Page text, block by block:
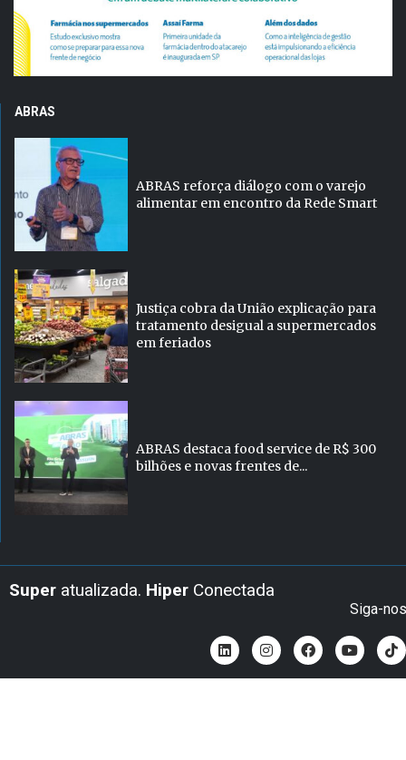
ABRAS
ABRAS reforça diálogo com o varejo
alimentar em encontro da Rede Smart
Justiça cobra da União explicação para
tratamento desigual a supermercados
em feriados
ABRAS destaca food service de R$ 300
bilhões e novas frentes de...
Super atualizada. Hiper Conectada
Siga-nos